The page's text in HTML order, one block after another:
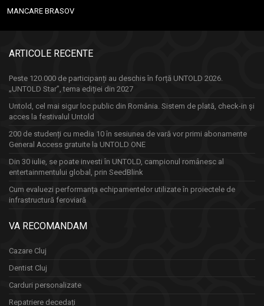
MANCARE BRASOV
ARTICOLE RECENTE
Peste 120.000 de participanți au deschis în forță UNTOLD 2026.
„UNTOLD Star”, tema ediției din 2027
Untold, cel mai sigur loc public din România. Sistem de plată, check-in și
acces la festivalul Untold
200 de studenți cu media 10 în sesiunea de vară vor primi abonamente
General Access gratuite la UNTOLD ONE
Din 30 iulie, se poate investi în UNTOLD, campionul românesc al
entertainmentului global, prin SeedBlink
Cum evaluezi performanța echipamentelor utilizate în proiectele de
infrastructură feroviară
VA RECOMANDAM
Cazare Cluj
Dentist Cluj
Carduri personalizate
Repatriere decedați